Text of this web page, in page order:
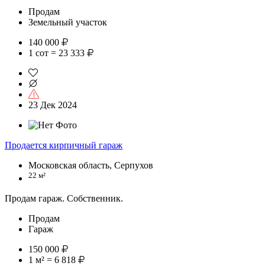
Продам
Земельный участок
140 000
1 сот = 23 333
23 Дек 2024
Продается кирпичный гараж
Московская область, Серпухов
22 м²
Продам гараж. Собственник.
Продам
Гараж
150 000
1 м² = 6 818